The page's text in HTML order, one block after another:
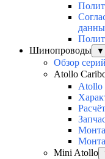
Шинопроводы
▼
Обзор серий
Atollo
Atollo
Расчёт
Mini Atollo